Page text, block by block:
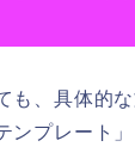
も、具体的
ンプレート